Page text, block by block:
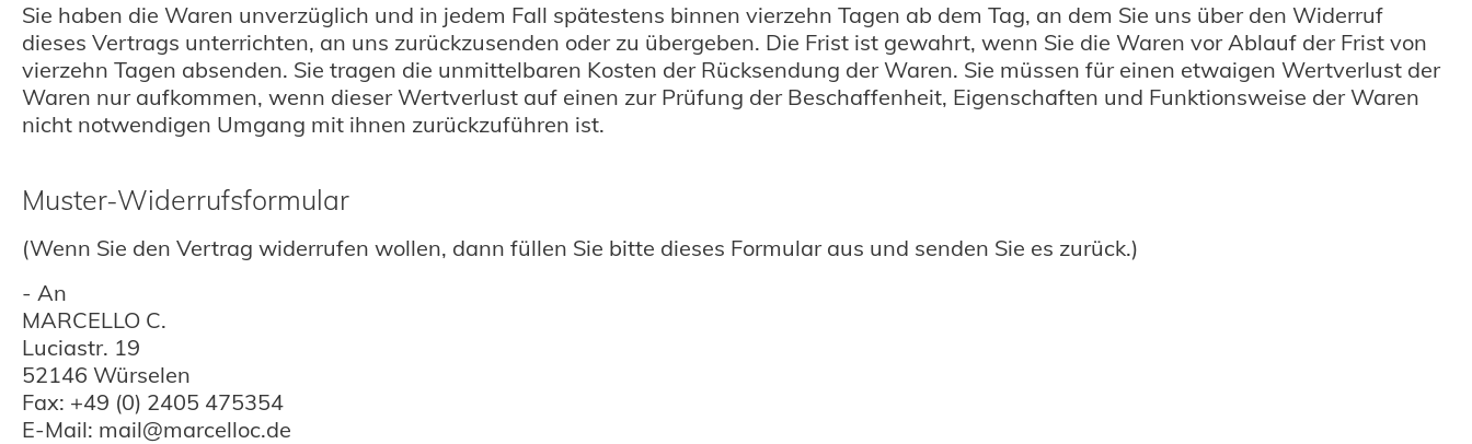
Sie haben die Waren unverzüglich und in jedem Fall spätestens binnen vierzehn Tagen ab dem Tag, an dem Sie uns über den Widerruf
dieses Vertrags unterrichten, an uns zurückzusenden oder zu übergeben. Die Frist ist gewahrt, wenn Sie die Waren vor Ablauf der Frist von
vierzehn Tagen absenden. Sie tragen die unmittelbaren Kosten der Rücksendung der Waren. Sie müssen für einen etwaigen Wertverlust der
Waren nur aufkommen, wenn dieser Wertverlust auf einen zur Prüfung der Beschaffenheit, Eigenschaften und Funktionsweise der Waren
nicht notwendigen Umgang mit ihnen zurückzuführen ist.
Muster-Widerrufsformular
(Wenn Sie den Vertrag widerrufen wollen, dann füllen Sie bitte dieses Formular aus und senden Sie es zurück.)
- An
MARCELLO C.
Luciastr. 19
52146 Würselen
Fax: +49 (0) 2405 475354
E-Mail: mail@marcelloc.de